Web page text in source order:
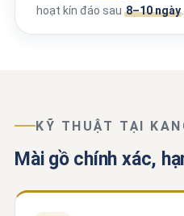
hoạt kín đáo sau 8–10 ngày
KỸ THUẬT TẠI
Mài gồ chính xác,